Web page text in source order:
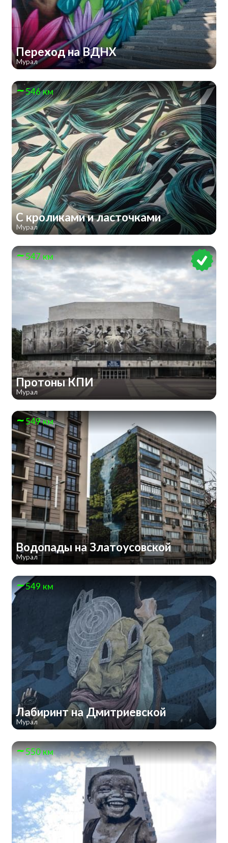
Переход на ВДНХ
Мурал
546 км
С кроликами и ласточками
Мурал
547 км
Протоны КПИ
Мурал
549 км
Водопады на Златоусовской
Мурал
549 км
Лабиринт на Дмитриевской
Мурал
550 км